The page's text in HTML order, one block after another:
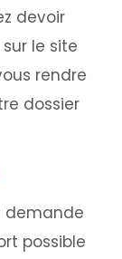
devoir
le site
rendre
dossier
demande
possible